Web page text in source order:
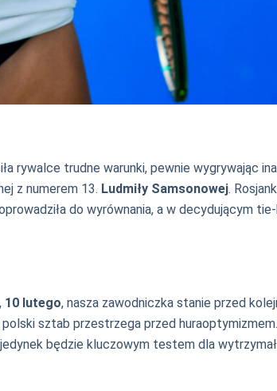
rywalce trudne warunki, pewnie wygrywając
z numerem 13. Ludmiły Samsonowej.
do wyrównania, a w decydującym
10 lutego, nasza zawodniczka stanie przed
sztab przestrzega przed huraoptymizmem.
będzie kluczowym testem dla